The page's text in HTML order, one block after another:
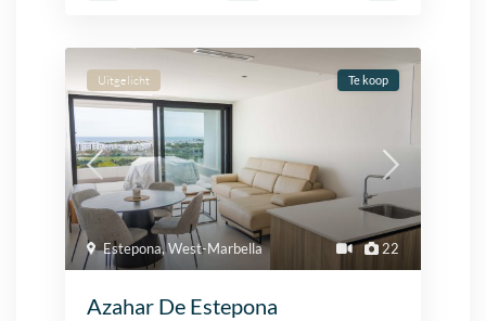
22
Estepona,West-Marbella
Uitgelicht Te koop
Azahar De Estepona